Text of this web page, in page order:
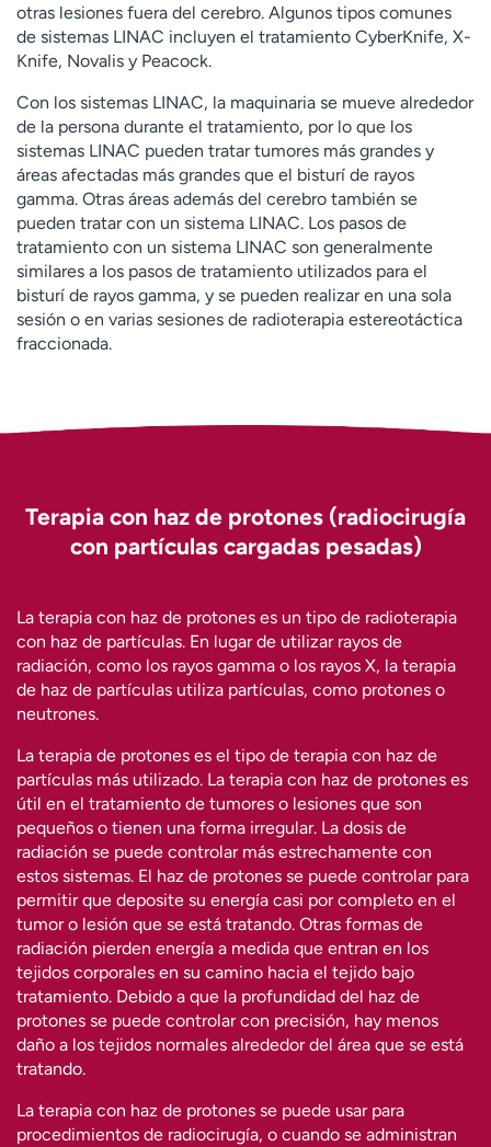
otras lesiones fuera del cerebro. Algunos tipos comunes
de sistemas LINAC incluyen el tratamiento CyberKnife, X-
Knife, Novalis y Peacock.
Con los sistemas LINAC, la maquinaria se mueve alrededor
de la persona durante el tratamiento, por lo que los
sistemas LINAC pueden tratar tumores más grandes y
áreas afectadas más grandes que el bisturí de rayos
gamma. Otras áreas además del cerebro también se
pueden tratar con un sistema LINAC. Los pasos de
tratamiento con un sistema LINAC son generalmente
similares a los pasos de tratamiento utilizados para el
bisturí de rayos gamma, y se pueden realizar en una sola
sesión o en varias sesiones de radioterapia estereotáctica
fraccionada.
Terapia con haz de protones (radiocirugía
con partículas cargadas pesadas)
La terapia con haz de protones es un tipo de radioterapia
con haz de partículas. En lugar de utilizar rayos de
radiación, como los rayos gamma o los rayos X, la terapia
de haz de partículas utiliza partículas, como protones o
neutrones.
La terapia de protones es el tipo de terapia con haz de
partículas más utilizado. La terapia con haz de protones es
útil en el tratamiento de tumores o lesiones que son
pequeños o tienen una forma irregular. La dosis de
radiación se puede controlar más estrechamente con
estos sistemas. El haz de protones se puede controlar para
permitir que deposite su energía casi por completo en el
tumor o lesión que se está tratando. Otras formas de
radiación pierden energía a medida que entran en los
tejidos corporales en su camino hacia el tejido bajo
tratamiento. Debido a que la profundidad del haz de
protones se puede controlar con precisión, hay menos
daño a los tejidos normales alrededor del área que se está
tratando.
La terapia con haz de protones se puede usar para
procedimientos de radiocirugía, o cuando se administran